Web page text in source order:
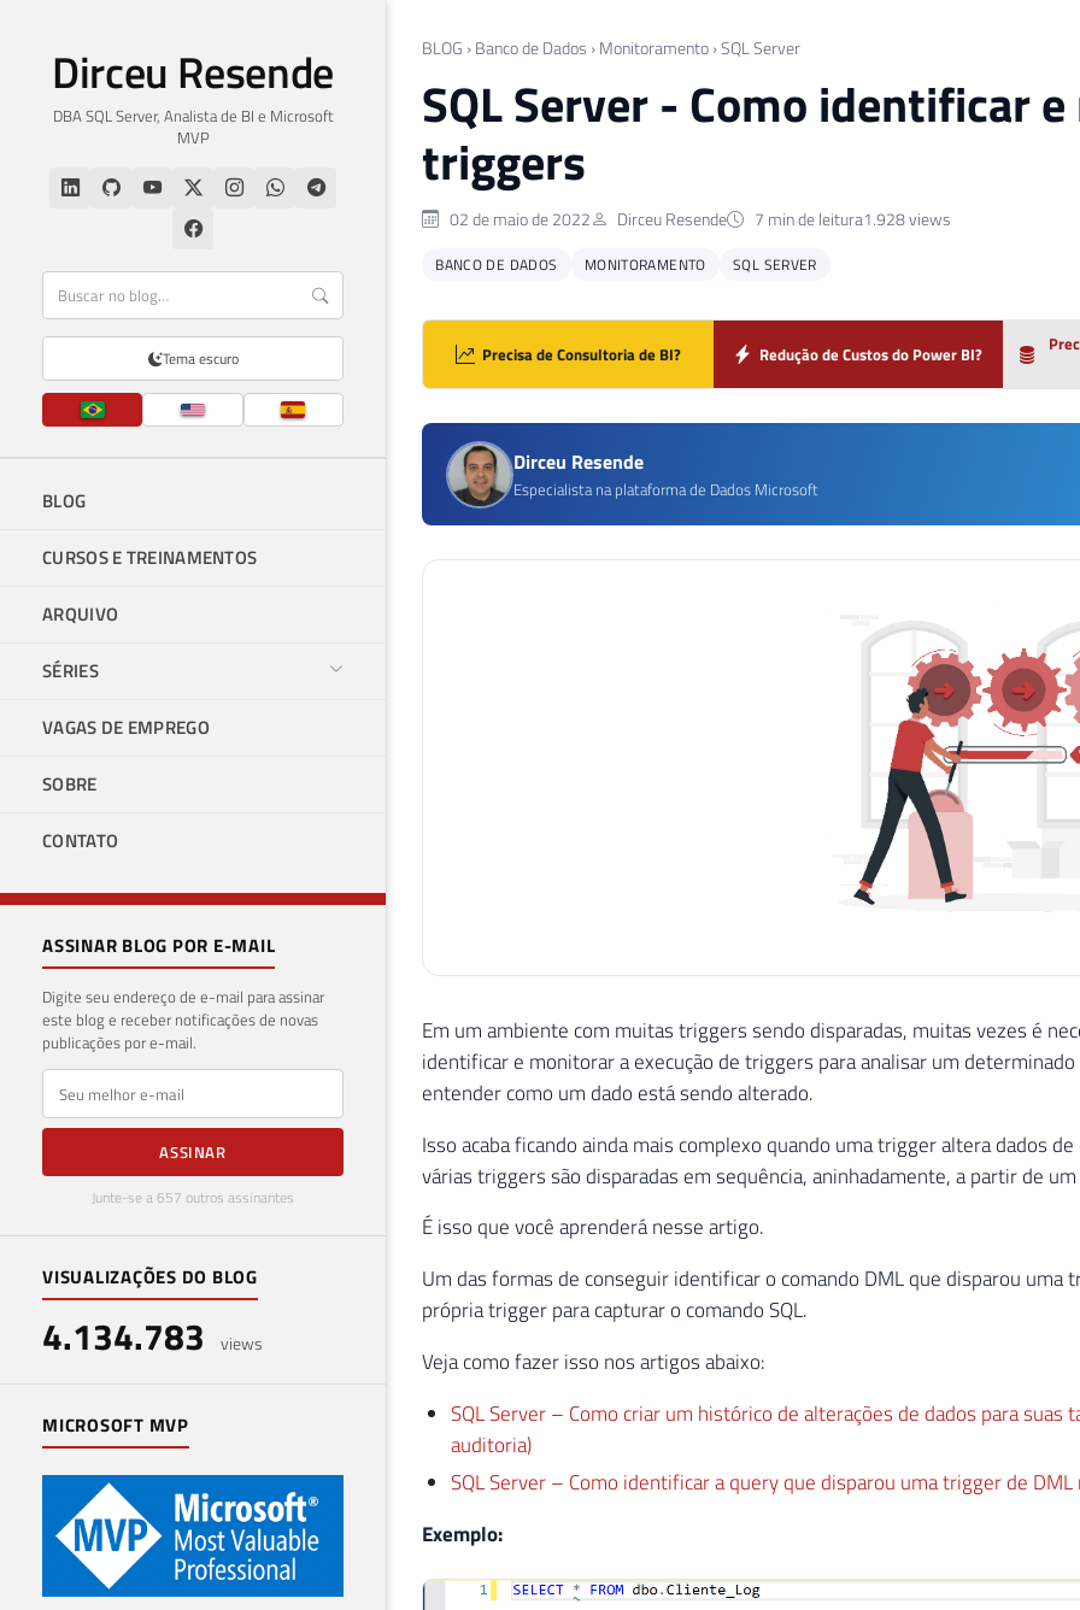
Dirceu Resende
DBA SQL Server, Analista de BI e Microsoft
MVP
Tema escuro
BLOG
CURSOS E TREINAMENTOS
ARQUIVO
SÉRIES
VAGAS DE EMPREGO
SOBRE
CONTATO
ASSINAR BLOG POR E-MAIL
Digite seu endereço de e-mail para assinar
este blog e receber notificações de novas
publicações por e-mail.
E-mail
ASSINAR
Junte-se a 657 outros assinantes
VISUALIZAÇÕES DO BLOG
4.134.783 views
MICROSOFT MVP
BLOG › Banco de Dados › Monitoramento ›SQL Server
SQL Server - Como identificar
triggers
02 de maio de 2022 Dirceu Resende 7 min de leitura1.928 views
BANCO DE DADOS MONITORAMENTO SQL SERVER
Precisa de Consultoria de BI? Redução de Custos do Power BI?
Dirceu Resende
Especialista na plataforma de Dados Microsoft
Em um ambiente com muitas triggers sendo disparadas, muitas vezes é
identificar e monitorar a execução de triggers para analisar um
entender como um dado está sendo alterado.
Isso acaba ficando ainda mais complexo quando uma trigger altera dados de
várias triggers são disparadas em sequência, aninhadamente, a partir de um
É isso que você aprenderá nesse artigo.
Um das formas de conseguir identificar o comando DML que disparou uma
própria trigger para capturar o comando SQL.
Veja como fazer isso nos artigos abaixo:
SQL Server – Como criar um histórico de alterações de dados para suas
auditoria)
SQL Server – Como identificar a query que disparou uma trigger de DML
Exemplo: